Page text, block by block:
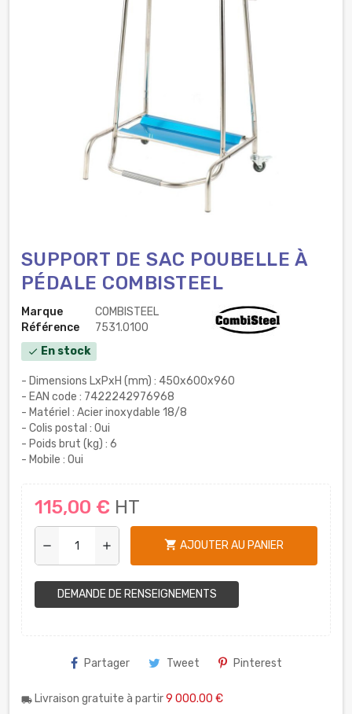
SUPPORT DE SAC POUBELLE À
PÉDALE COMBISTEEL
Marque
COMBISTEEL
Référence
7531.0100
check En stock
- Dimensions LxPxH (mm) : 450x600x960
- EAN code : 7422242976968
- Matériel : Acier inoxydable 18/8
- Colis postal : Oui
- Poids brut (kg) : 6
- Mobile : Oui
115,00 € HT
remove add shopping_cart AJOUTER AU PANIER
DEMANDE DE RENSEIGNEMENTS
Partager Tweet Pinterest
local_shipping Livraison gratuite à partir9 000.00 €